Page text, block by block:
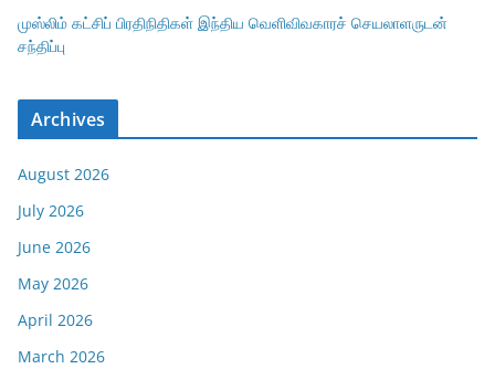
முஸ்லிம் கட்சிப் பிரதிநிதிகள் இந்திய வெளிவிவகாரச் செயலாளருடன்
சந்திப்பு
Archives
August 2026
July 2026
June 2026
May 2026
April 2026
March 2026